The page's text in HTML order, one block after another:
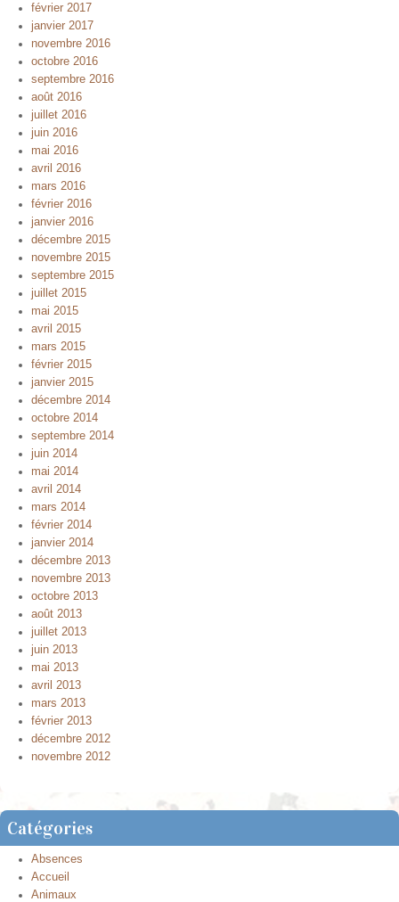
février 2017
janvier 2017
novembre 2016
octobre 2016
septembre 2016
août 2016
juillet 2016
juin 2016
mai 2016
avril 2016
mars 2016
février 2016
janvier 2016
décembre 2015
novembre 2015
septembre 2015
juillet 2015
mai 2015
avril 2015
mars 2015
février 2015
janvier 2015
décembre 2014
octobre 2014
septembre 2014
juin 2014
mai 2014
avril 2014
mars 2014
février 2014
janvier 2014
décembre 2013
novembre 2013
octobre 2013
août 2013
juillet 2013
juin 2013
mai 2013
avril 2013
mars 2013
février 2013
décembre 2012
novembre 2012
Catégories
Absences
Accueil
Animaux